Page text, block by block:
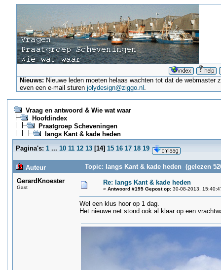
Nieuws: Nieuwe leden moeten helaas wachten tot dat de
even een e-mail sturenjolydesign@ziggo.nl .
Vraag en antwoord & Wie wat waar
Hoofdindex
Praatgroep Scheveningen
langs Kant & kade heden
Pagina's: 1 ... 10 11 12 13 [14] 15 16 17 18 19
Auteur
Topic: langs Kant & kade heden (gelezen
GerardKnoester
Gast
Re: langs Kant & kade heden
« Antwoord #195 Gepost op: 30-08-2013,
Wel een klus hoor op 1 dag.
Het nieuwe net stond ook al klaar op een